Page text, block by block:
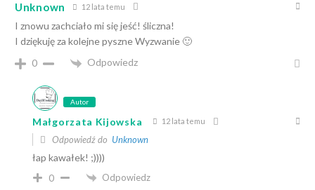
Unknown 12 lata temu
I znowu zachciało mi się jeść! śliczna!
I dziękuję za kolejne pyszne Wyzwanie 🙂
0
Odpowiedz
Autor
Małgorzata Kijowska 12 lata temu
Odpowiedź do Unknown
łap kawałek! ;))))
0 Odpowiedz